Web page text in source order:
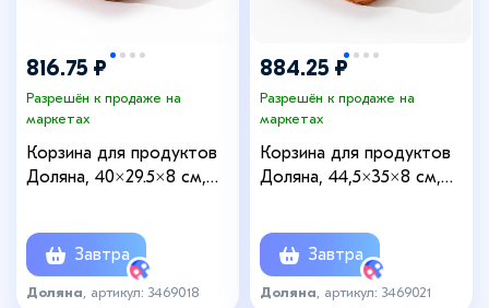
816.75 ₽
Разрешён к продаже на
маркетах
Корзина для продуктов
Доляна, 40×29.5×8 см,
Завтра
Доляна , артикул: 3469018
884.25 ₽
Разрешён к продаже на
маркетах
Корзина для продуктов
Доляна, 44,5×35×8 см,
Завтра
Доляна , артикул: 3469021